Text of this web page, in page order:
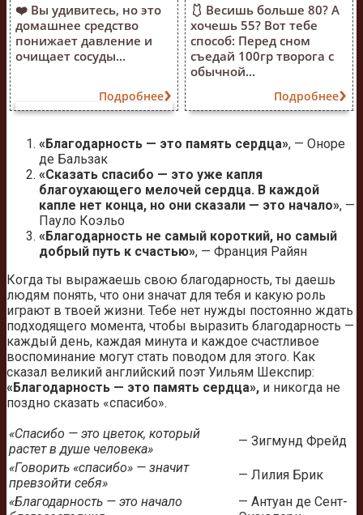
❤️ Вы удивитесь, но это
домашнее средство
понижает давление и
очищает сосуды...
Подробнее
🩱 Весишь больше 80? А
хочешь 55? Вот тебе
способ: Перед сном
съедай 100гр творога с
обычной...
Подробнее
«Благодарность — это память сердца», — Оноре
де Бальзак
«Сказать спасибо — это уже капля
благоухающего мелочей сердца. В каждой
капле нет конца, но они сказали — это начало», —
Пауло Коэльо
«Благодарность не самый короткий, но самый
добрый путь к счастью», — Франция Райян
Когда ты выражаешь свою благодарность, ты даешь
людям понять, что они значат для тебя и какую роль
играют в твоей жизни. Тебе нет нужды постоянно ждать
подходящего момента, чтобы выразить благодарность —
каждый день, каждая минута и каждое счастливое
воспоминание могут стать поводом для этого. Как
сказал великий английский поэт Уильям Шекспир:
«Благодарность — это память сердца», и никогда не
поздно сказать «спасибо».
«Спасибо — это цветок, который
растет в душе человека»
— Зигмунд Фрейд
«Говорить «спасибо» — значит
превзойти себя»
— Лилия Брик
«Благодарность — это начало
— Антуан де Сент-